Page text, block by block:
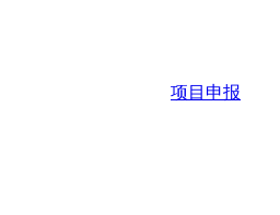
项目申报